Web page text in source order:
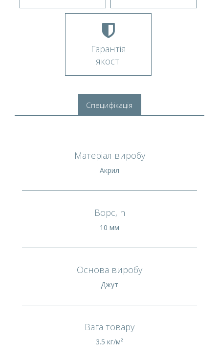
Гарантія
якості
Специфікація
Матеріал виробу
Акрил
Ворс, h
10 мм
Основа виробу
Джут
Вага товару
3.5 кг/м²